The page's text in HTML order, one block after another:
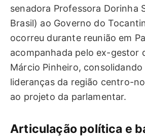
senadora Professora Dorinha
Brasil) ao Governo do
ocorreu durante reunião em
acompanhada pelo ex-gestor
Márcio Pinheiro, consolidando
lideranças da região centro-
ao projeto da parlamentar.
Articulação política e